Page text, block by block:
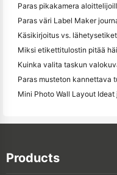
Paras pikakamera
Miksi etikettitulostin pitää
Products